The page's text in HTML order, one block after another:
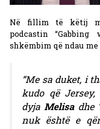
Në fillim të këtij
podcastin
shkëmbim që ndau me
“Me sa duket, i
kudo që
dyja Melisadhe
nuk është e